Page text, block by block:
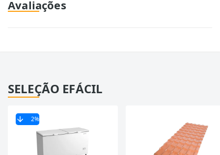
Avaliações
SELEÇÃO EFÁCIL
2%